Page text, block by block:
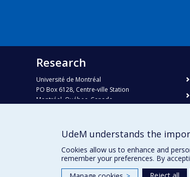
Research
Université de Montréal
PO Box 6128, Centre-ville Station
Montréal, Québec, Canada
Phone : 514 343-6111, #38492
recherche@umontreal.ca
UdeM understands the
Cookies allow us to enhance and
remember your preferences. By